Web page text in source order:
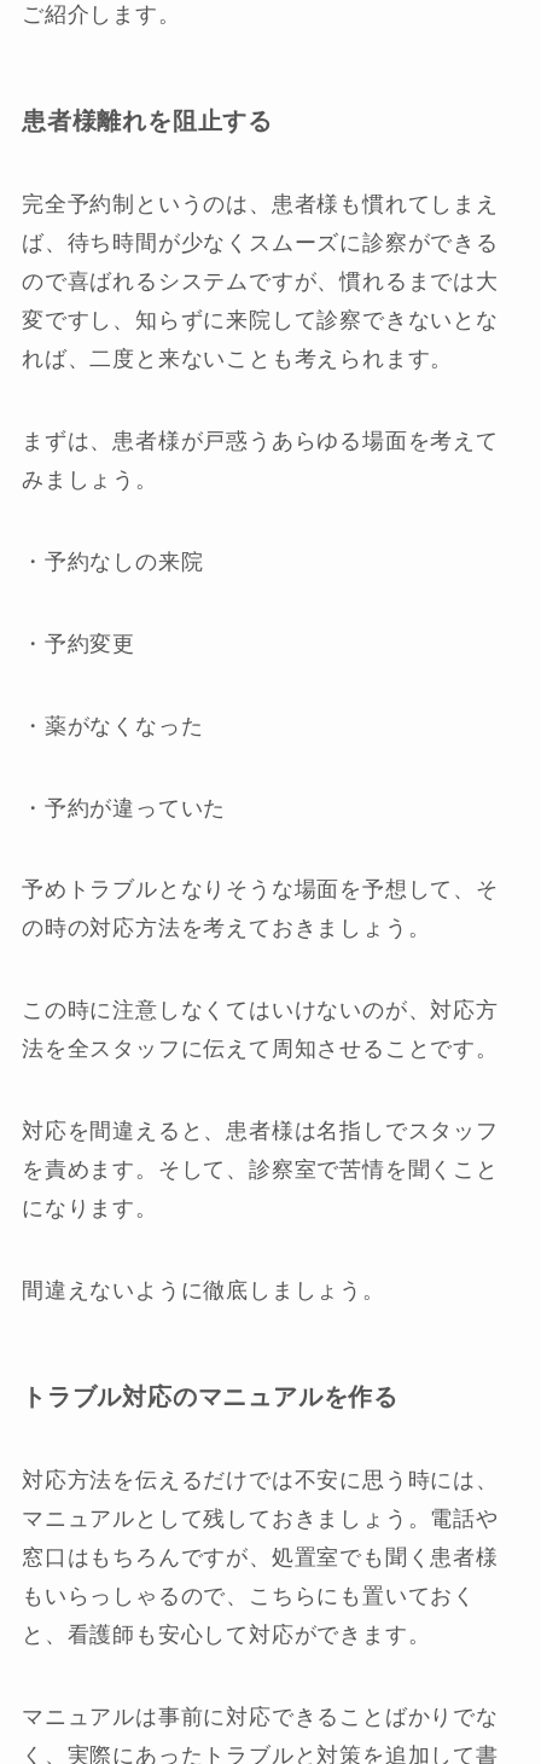
ご紹介します。
患者様離れを阻止する
完全予約制というのは、患者様も慣れてしまえ
ば、待ち時間が少なくスムーズに診察ができる
ので喜ばれるシステムですが、慣れるまでは大
変ですし、知らずに来院して診察できないとな
れば、二度と来ないことも考えられます。
まずは、患者様が戸惑うあらゆる場面を考えて
みましょう。
・予約なしの来院
・予約変更
・薬がなくなった
・予約が違っていた
予めトラブルとなりそうな場面を予想して、そ
の時の対応方法を考えておきましょう。
この時に注意しなくてはいけないのが、対応方
法を全スタッフに伝えて周知させることです。
対応を間違えると、患者様は名指しでスタッフ
を責めます。そして、診察室で苦情を聞くこと
になります。
間違えないように徹底しましょう。
トラブル対応のマニュアルを作る
対応方法を伝えるだけでは不安に思う時には、
マニュアルとして残しておきましょう。電話や
窓口はもちろんですが、処置室でも聞く患者様
もいらっしゃるので、こちらにも置いておく
と、看護師も安心して対応ができます。
マニュアルは事前に対応できることばかりでな
く、実際にあったトラブルと対策を追加して書